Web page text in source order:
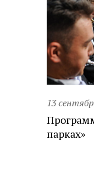
13
парках»